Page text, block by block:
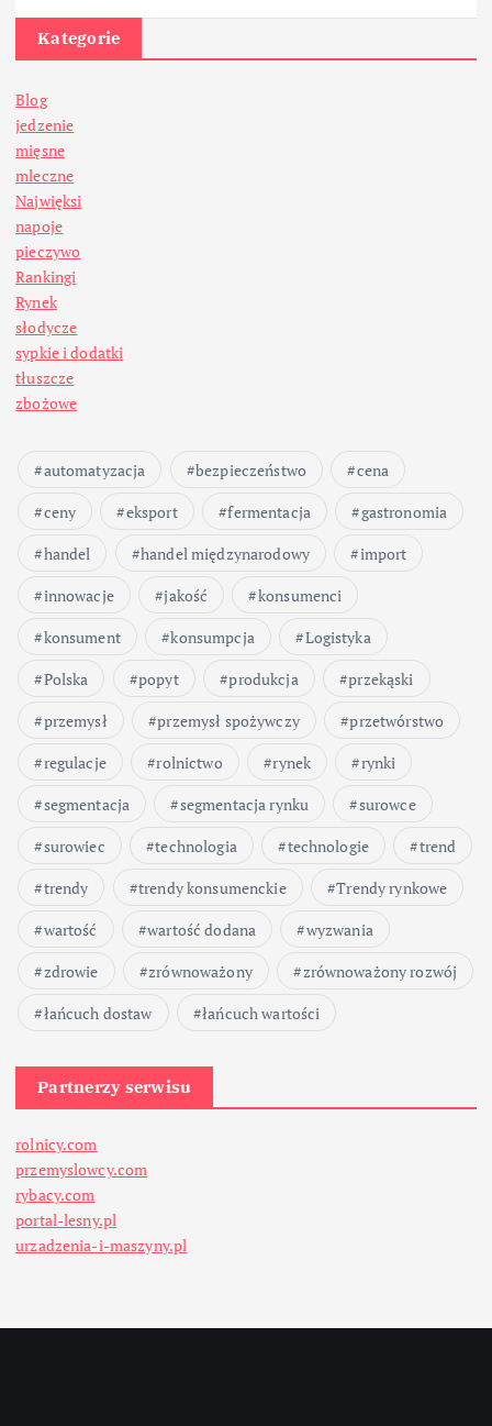
Kategorie
Blog
jedzenie
mięsne
mleczne
Najwięksi
napoje
pieczywo
Rankingi
Rynek
słodycze
sypkie i dodatki
tłuszcze
zbożowe
automatyzacja bezpieczeństwo
cena
ceny
eksport fermentacja
gastronomia
handel
handel międzynarodowy
import
innowacje
jakość
konsumenci
konsument
konsumpcja
Logistyka
Polska
popyt produkcja
przekąski
przemysł
przemysł spożywczy
przetwórstwo
regulacje
rolnictwo rynek
rynki
segmentacja
segmentacja rynku
surowce
surowiec
technologia technologie
trend
trendy
trendy konsumenckie
Trendy rynkowe
wartość
wartość dodana
wyzwania
zdrowie
zrównoważony
zrównoważony rozwój
łańcuch dostaw
łańcuch wartości
Partnerzy serwisu
rolnicy.com
przemyslowcy.com
rybacy.com
portal-lesny.pl
urzadzenia-i-maszyny.pl